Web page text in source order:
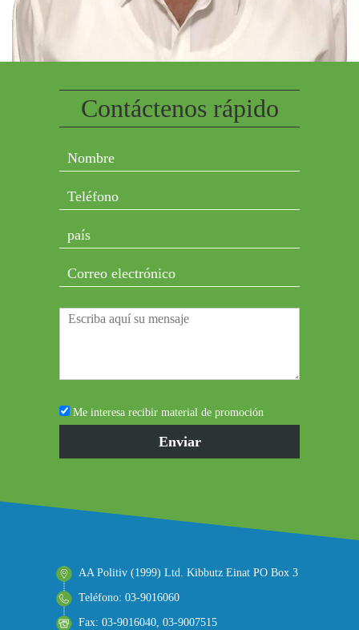
Contáctenos rápido
Me interesa recibir material de promoción
AA Politiv (1999) Ltd. Kibbutz Einat PO Box 3
Teléfono: 03-9016060
Fax: 03-9016040, 03-9007515